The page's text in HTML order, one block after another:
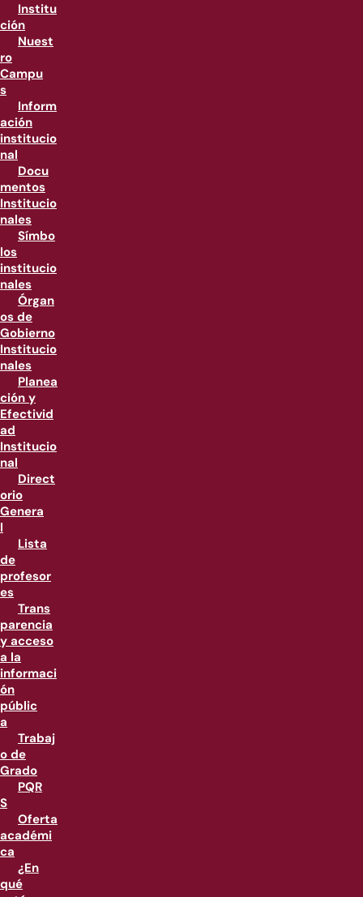
Institu
ción
Nuest
ro
Campu
s
Inform
ación
institucio
nal
Docu
mentos
Institucio
nales
Símbo
los
institucio
nales
Órgan
os de
Gobierno
Institucio
nales
Planea
ción y
Efectivid
ad
Institucio
nal
Direct
orio
Genera
l
Lista
de
profesor
es
Trans
parencia
y acceso
a la
informaci
ón
públic
a
Trabaj
o de
Grado
PQR
S
Oferta
académi
ca
¿En
qué